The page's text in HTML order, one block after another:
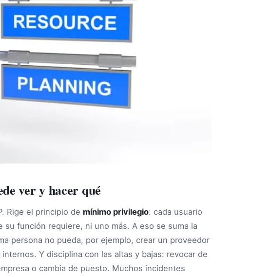
ver y hacer qué
Rige el principio de mínimo privilegio: cada usuario
función requiere, ni uno más. A eso se suma la
persona no pueda, por ejemplo, crear un proveedor
Y disciplina con las altas y bajas: revocar de
o cambia de puesto. Muchos incidentes